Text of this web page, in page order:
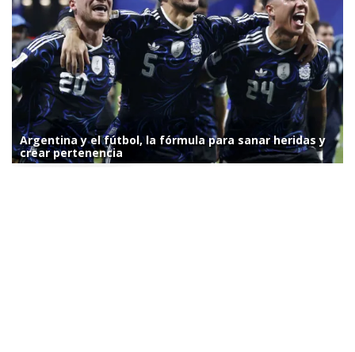
Argentina y el fútbol, la fórmula para sanar heridas y
crear pertenencia